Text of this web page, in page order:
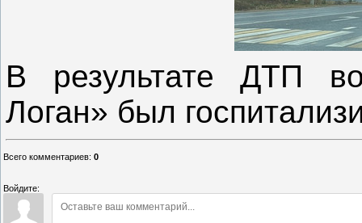
В результате ДТП
Логан» был
Всего комментариев: 0
Войдите: